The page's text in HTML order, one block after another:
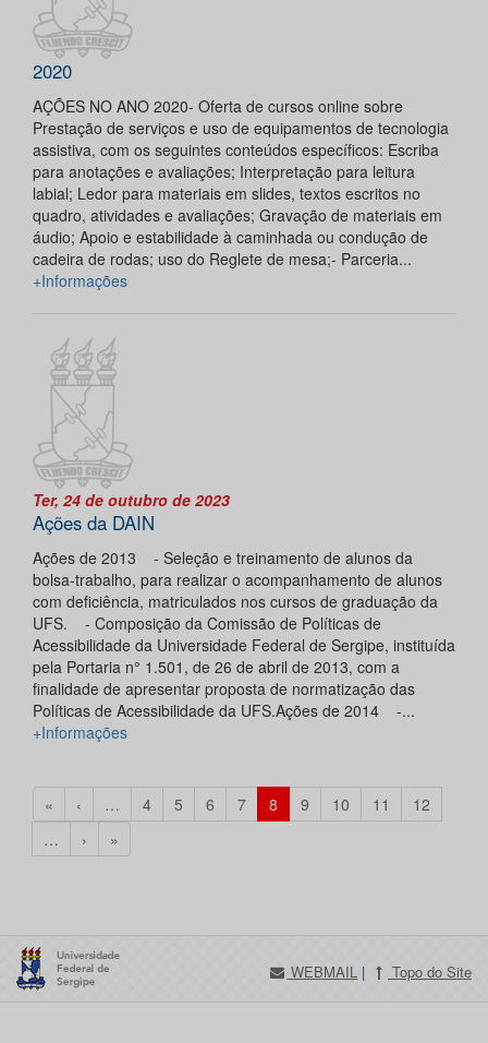
2020
AÇÕES NO ANO 2020- Oferta de cursos online sobre
Prestação de serviços e uso de equipamentos de tecnologia
assistiva, com os seguintes conteúdos específicos: Escriba
para anotações e avaliações; Interpretação para leitura
labial; Ledor para materiais em slides, textos escritos no
quadro, atividades e avaliações; Gravação de materiais em
áudio; Apoio e estabilidade à caminhada ou condução de
cadeira de rodas; uso do Reglete de mesa;- Parceria...
+Informações
Ter, 24 de outubro de 2023
Ações da DAIN
Ações de 2013 - Seleção e treinamento de alunos da
bolsa-trabalho, para realizar o acompanhamento de alunos
com deficiência, matriculados nos cursos de graduação da
UFS. - Composição da Comissão de Políticas de
Acessibilidade da Universidade Federal de Sergipe, instituída
pela Portaria n° 1.501, de 26 de abril de 2013, com a
finalidade de apresentar proposta de normatização das
Políticas de Acessibilidade da UFS.Ações de 2014 -...
+Informações
« ‹ … 4 5 6 7 8 9 10 11
12
…
› »
WEBMAIL | Topo do Site